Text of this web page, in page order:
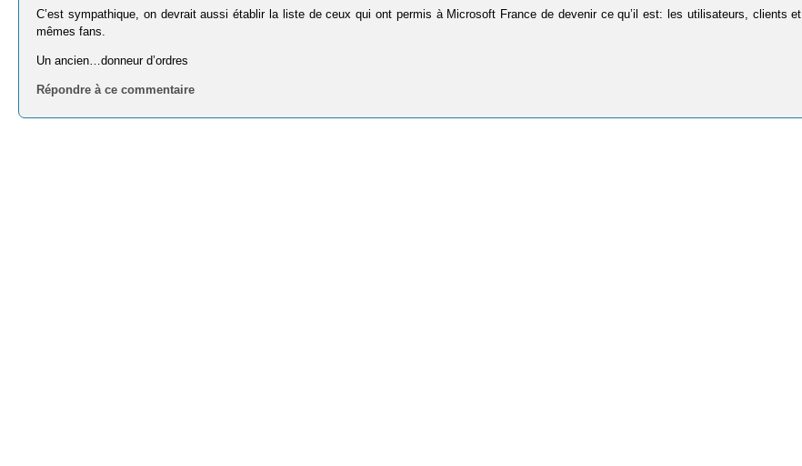
C’est sympathique, on devrait aussi établir la liste de ceux qui ont permis à Microsoft France de devenir ce qu’il est: les utilisateurs, clients et
mêmes fans.
Un ancien…donneur d’ordres
Répondre à ce commentaire